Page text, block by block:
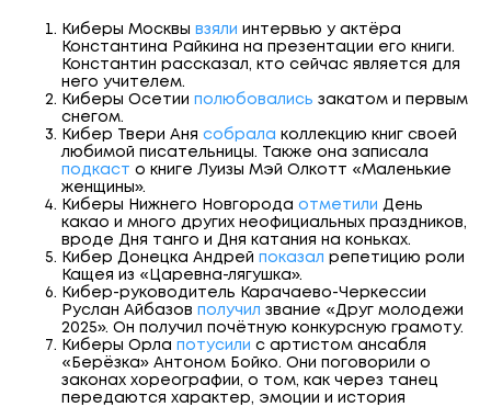
Киберы Москвы взяли интервью у актёра
Константина Райкина на презентации его книги.
Константин рассказал, кто сейчас является для
него учителем.
Киберы Осетии полюбовались закатом и первым
снегом.
Кибер Твери Аня собрала коллекцию книг своей
любимой писательницы. Также она записала
подкаст о книге Луизы Мэй Олкотт «Маленькие
женщины».
Киберы Нижнего Новгорода отметили День
какао и много других неофициальных праздников,
вроде Дня танго и Дня катания на коньках.
Кибер Донецка Андрей показал репетицию роли
Кащея из «Царевна-лягушка».
Кибер-руководитель Карачаево-Черкессии
Руслан Айбазов получил звание «Друг молодежи
2025». Он получил почётную конкурсную грамоту.
Киберы Орла потусили с артистом ансабля
«Берёзка» Антоном Бойко. Они поговорили о
законах хореографии, о том, как через танец
передаются характер, эмоции и история